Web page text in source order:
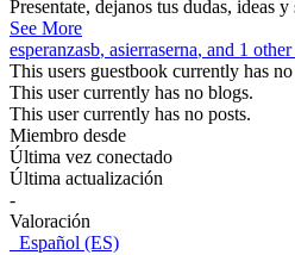
Presentate, dejanos tus dudas, ideas y
See More
esperanzasb, asierraserna, and 1
This users guestbook currently has
This user currently has no blogs.
This user currently has no posts.
Miembro desde
Última vez conectado
Última actualización
-
Valoración
Español (ES)